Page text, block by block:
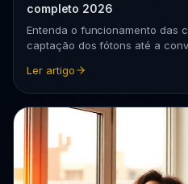
completo 2026
Entenda o funcionamento das
captação dos fótons até a
Ler artigo